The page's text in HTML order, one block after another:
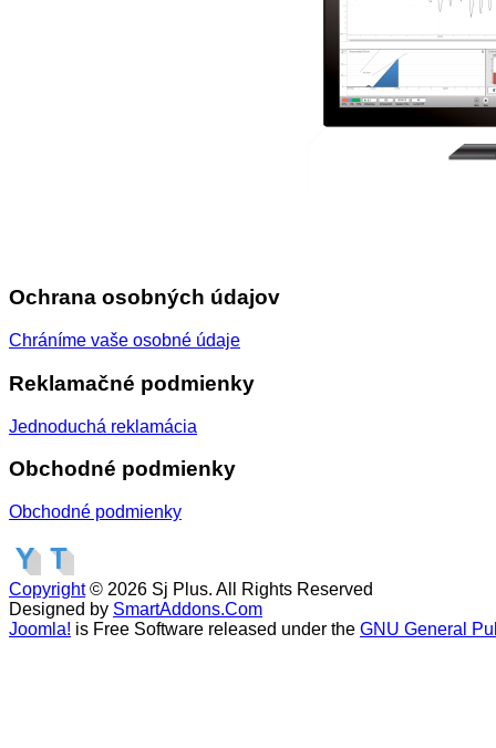
Ochrana osobných údajov
Chráníme vaše osobné údaje
Reklamačné podmienky
Jednoduchá reklamácia
Obchodné podmienky
Obchodné podmienky
Copyright© 2026 Sj Plus. All Rights Reserved
Designed by SmartAddons.Com
Joomla! is Free Software released under the GNU General